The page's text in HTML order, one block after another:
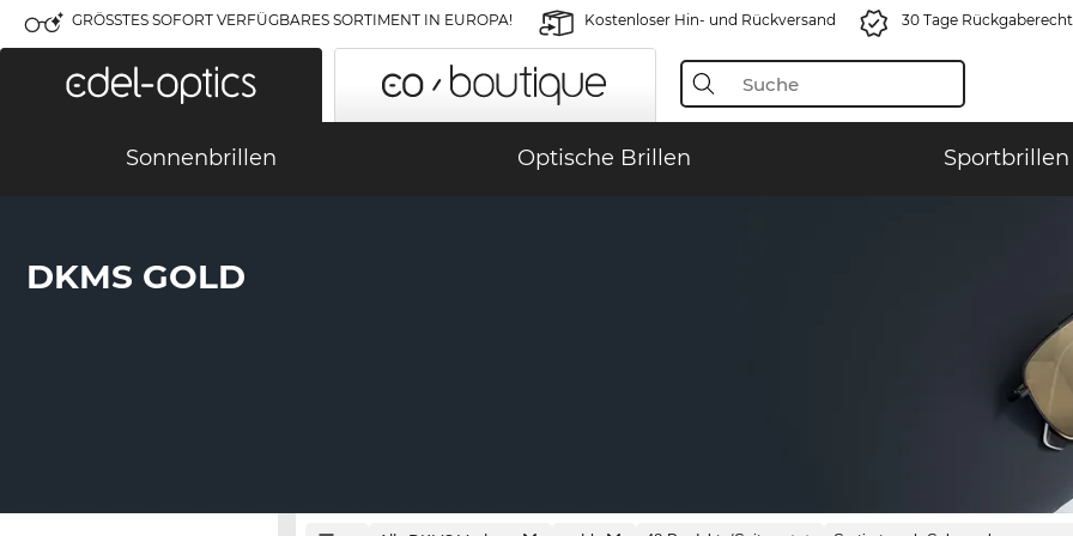
GRÖSSTES SOFORT VERFÜGBARES SORTIMENT IN EUROPA! Kostenloser Hin- und Rückversand 30 Tage Rückgaberecht
Sonnenbrillen Optische Brillen Sportbrillen
DKMS GOLD